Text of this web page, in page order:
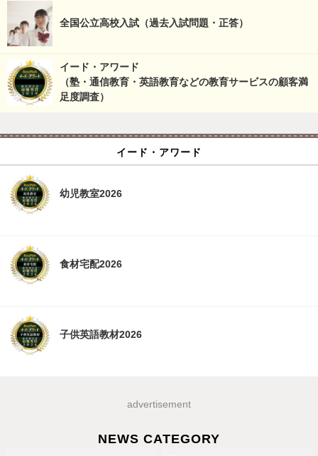
全国公立高校入試（過去入試問題・正答）
イード・アワード
（塾・通信教育・英語教育などの教育サービスの顧客満
足度調査）
イード・アワード
幼児教室2026
食材宅配2026
子供英語教材2026
advertisement
NEWS CATEGORY